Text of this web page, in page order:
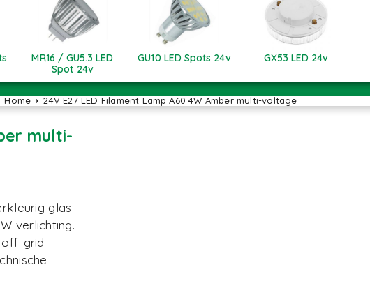
MR16 / GU5.3 LED
Spot 24v
GU10 LED Spots 24v GX53 LED 24v
Home 24V E27 LED Filament Lamp A60 4W Amber multi-voltage
multi-
glas
verlichting.
grid